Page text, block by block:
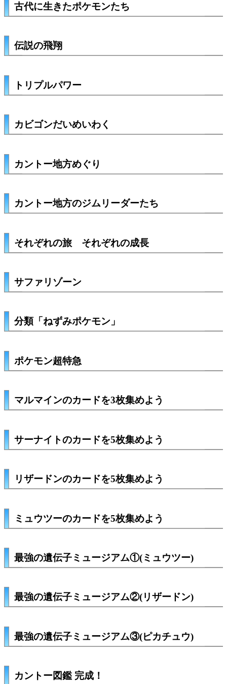
古代に生きたポケモンたち
伝説の飛翔
トリプルパワー
カビゴンだいめいわく
カントー地方めぐり
カントー地方のジムリーダーたち
それぞれの旅 それぞれの成長
サファリゾーン
分類「ねずみポケモン」
ポケモン超特急
マルマインのカードを3枚集めよう
サーナイトのカードを5枚集めよう
リザードンのカードを5枚集めよう
ミュウツーのカードを5枚集めよう
最強の遺伝子ミュージアム①(ミュウツー)
最強の遺伝子ミュージアム②(リザードン)
最強の遺伝子ミュージアム③(ピカチュウ)
カントー図鑑 完成！